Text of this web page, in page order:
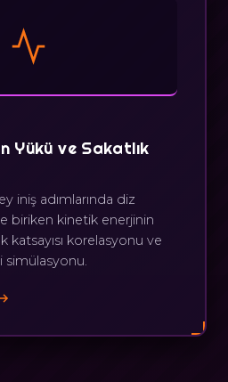
Yükü ve Sakatlık
iniş adımlarında diz
biriken kinetik enerjinin
katsayısı korelasyonu ve
simülasyonu.